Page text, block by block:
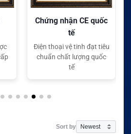
Chứng nhận CE quốc
tế
Điện thoại vệ tinh đạt tiêu
chuẩn chất lượng quốc
tế
Sort by